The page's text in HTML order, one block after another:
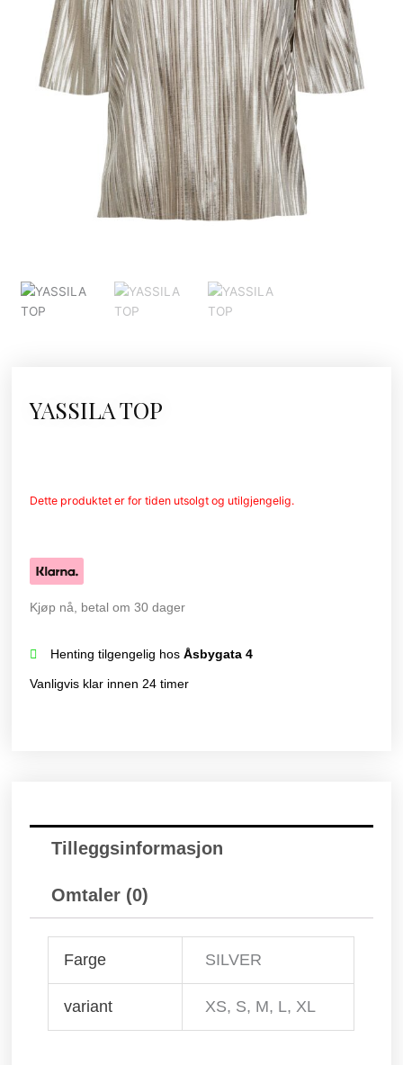
YASSILA TOP
Dette produktet er for tiden utsolgt og utilgjengelig.
Kjøp nå, betal om 30 dager
Henting tilgengelig hos Åsbygata 4
Vanligvis klar innen 24 timer
Tilleggsinformasjon
Omtaler (0)
Farge SILVER
variant XS, S, M, L, XL